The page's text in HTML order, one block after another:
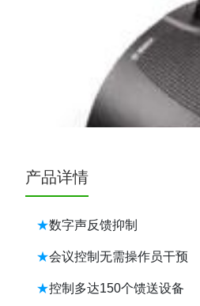
产品详情
数字声反馈抑制
会议控制无需操作员干预
控制多达150个馈送设备